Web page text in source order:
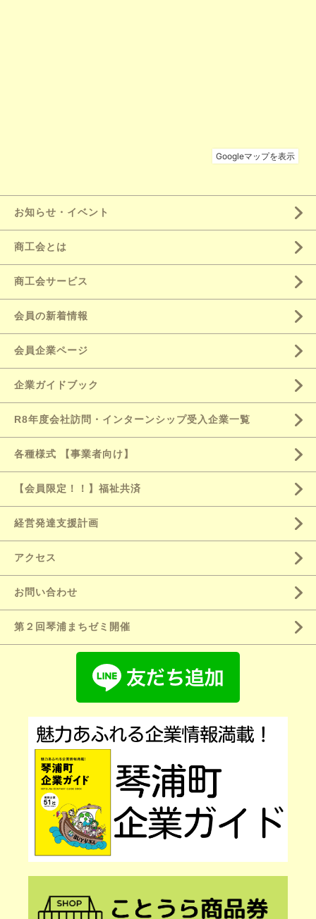
お知らせ・イベント
商工会とは
商工会サービス
会員の新着情報
会員企業ページ
企業ガイドブック
R8年度会社訪問・インターンシップ受入企業一覧
各種様式 【事業者向け】
【会員限定！！】福祉共済
経営発達支援計画
アクセス
お問い合わせ
第２回琴浦まちゼミ開催